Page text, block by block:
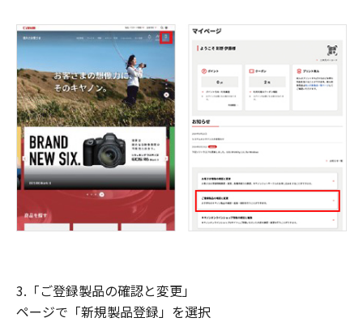
3.「ご登録製品の確認と変更」
ページで「新規製品登録」を選択